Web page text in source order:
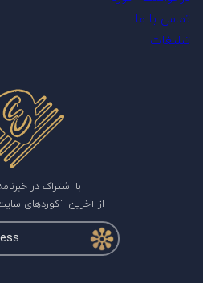
تماس با ما
تبلیغات
با اشتراک در
از آخرین آکوردهای